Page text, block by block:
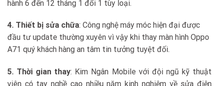
hành 6 đến 12 tháng 1 đổi 1 tùy loại.
4. Thiết bị sửa chữa: Công nghệ máy móc hiện đại được
đầu tư update thường xuyên vì vậy khi thay màn hình Oppo
A71 quý khách hàng an tâm tin tưởng tuyệt đối.
5. Thời gian thay: Kim Ngân Mobile với đội ngũ kỹ thuật
viên có tay nghề cao nhiều năm kinh nghiệm về sửa điện